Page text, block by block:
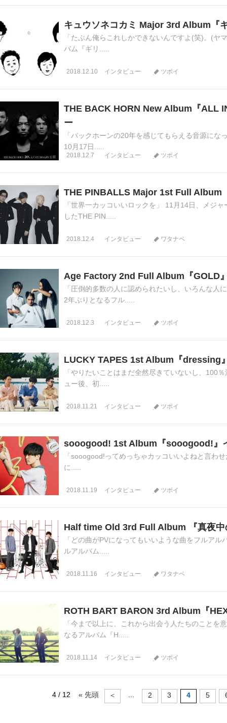
キュウソネコカミ Major 3rd Album『
「たぶん俺らこれしかできないんですよ(笑)。(
バム『ギリ.....
2018.12.10 インタビュー ツボイ
THE BACK HORN New Album『ALL
ー
「バックホーンの20年を感じてもらえる音源に
10月17日.....
2018.12.7 インタビュー ツボイ
THE PINBALLS Major 1st Full Album
「世界一カッコいいロックを」 11月14日、メジ
したTHE PIN.....
2018.12.4 インタビュー ワタナベ
Age Factory 2nd Full Album『GOLD
「圧倒的多数の人に認められたいし、いろんな
2年ぶりとなるフル.....
2018.12.3 インタビュー ツボイ
LUCKY TAPES 1st Album『dressing
「やりたいことはまだ全然尽きていないし、100
ュー後、初.....
2018.11.21 インタビュー ツボイ
sooogood! 1st Album『sooogood!』
「sooogood!ってめっちゃカッコいいよねと言わ
に.....
2018.11.19 インタビュー ツボイ
Half time Old 3rd Full Album 『真夜中
「どの曲がPVになってもいいような曲をフルア
ルアルバム.....
2018.11.16 インタビュー ワタナベ
ROTH BART BARON 3rd Album『
「今まで以上に、これから出会う人たちのこと
なるアルバム『H.....
2018.11.14 インタビュー ツボイ
4 / 12 « 先頭 ＜ 2 3 4 5